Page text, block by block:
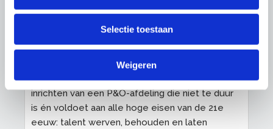
Selectie toestaan
Weigeren
programma’s om veranderingen te
implementeren, problemen op te lossen en
organisaties duurzaam te verbeteren of te
digitaliseren. Denk dan aan het ontwerpen en
inrichten van een P&O-afdeling die niet te duur
is én voldoet aan alle hoge eisen van de 21e
eeuw: talent werven, behouden en laten